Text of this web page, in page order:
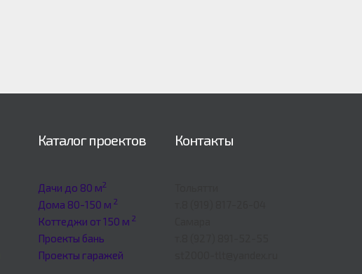
Каталог проектов
Дачи до 80 м2
Дома 80-150 м 2
Коттеджи от 150 м 2
Проекты бань
Проекты гаражей
Контакты